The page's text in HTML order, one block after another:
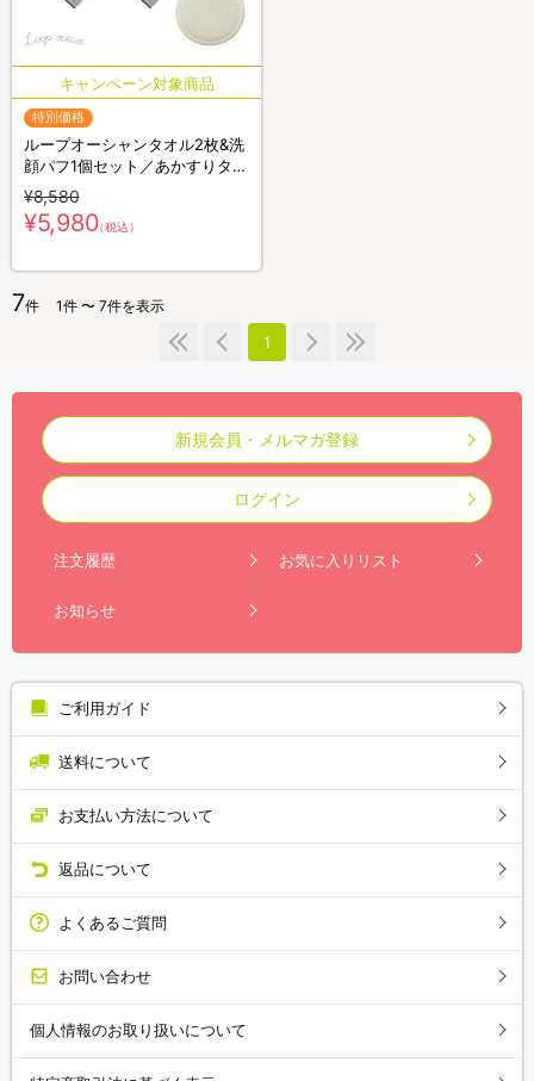
特別価格
ループオーシャンタオル2枚&洗
顔パフ1個セット／あかすりタオ
ル
¥8,580
¥5,980（税込）
7件 1件 〜 7件を表示
1
新規会員・メルマガ登録
ログイン
注文履歴 お気に入りリスト
お知らせ
ご利用ガイド
送料について
お支払い方法について
返品について
よくあるご質問
お問い合わせ
個人情報のお取り扱いについて